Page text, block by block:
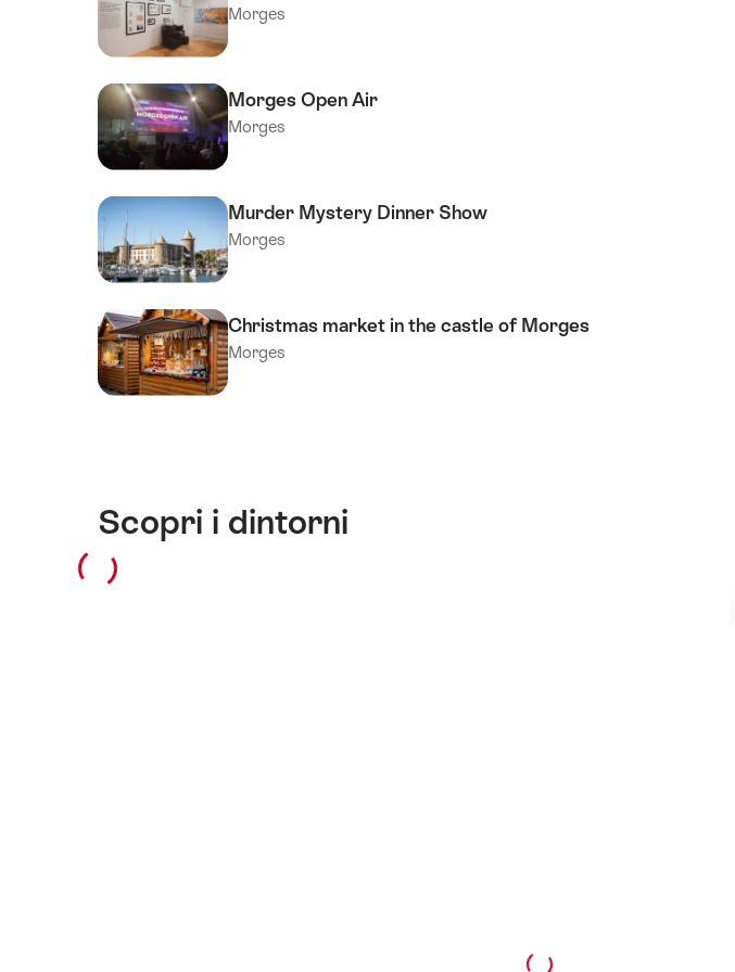
Morges
Morges Open Air
Morges
Murder Mystery Dinner Show
Morges
Christmas market in the castle of Morges
Morges
Scopri i dintorni